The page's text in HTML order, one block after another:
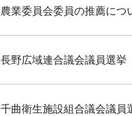
農業委員会委員の推薦につ
長野広域連合議会議員選挙
千曲衛生施設組合議会議員